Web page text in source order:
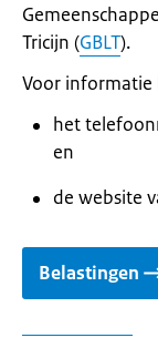
Tricijn (GBLT).
Voor
het
en
de website
Belastingen